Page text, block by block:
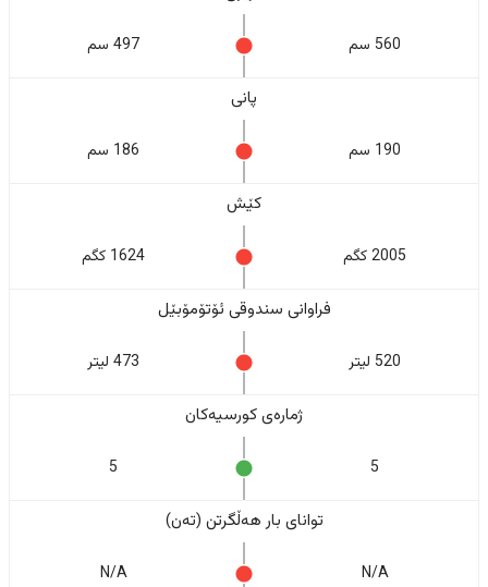
560 سم 497 سم
پانی
190 سم 186 سم
کێش
2005 کگم 1624 کگم
فراوانی سندوقی ئۆتۆمۆبێل
520 لیتر 473 لیتر
ژمارەی کورسیەکان
5
5
تواناى بار هەڵگرتن (تەن)
N/A
N/A